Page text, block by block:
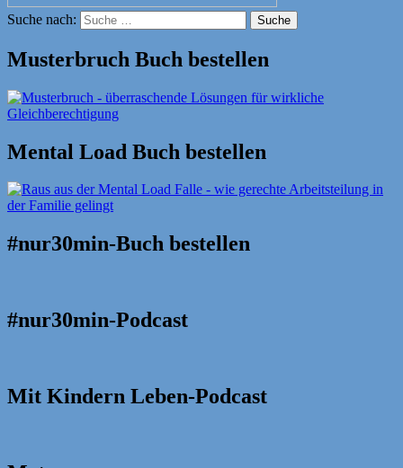
Suche nach: Suche
Musterbruch Buch bestellen
Mental Load Buch bestellen
#nur30min-Buch bestellen
#nur30min-Podcast
Mit Kindern Leben-Podcast